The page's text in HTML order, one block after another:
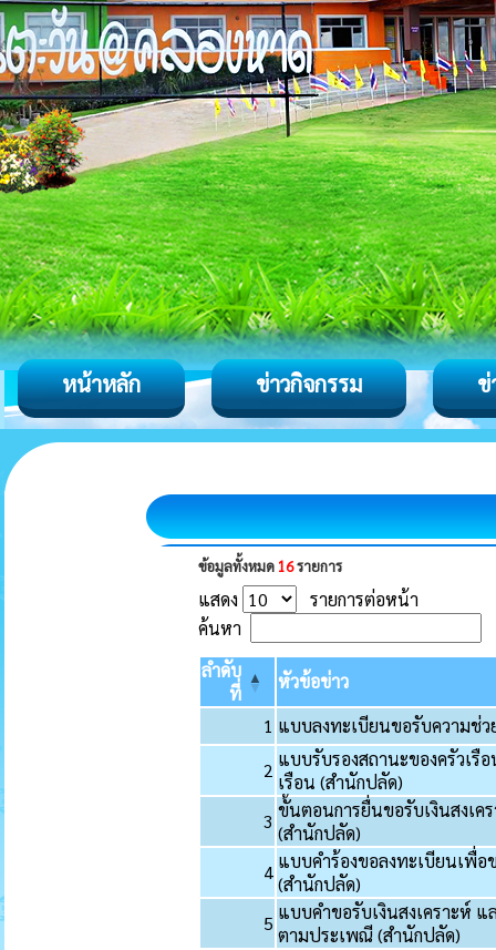
หน้าหลัก ข่าวกิจกรรม ข่
ข้อมูลทั้งหมด 16รายการ
แสดง
รายการต่อหน้า
ค้นหา
ลำดับ
ที่
หัวข้อข่าว
1 แบบลงทะเบียนขอรับความช่
2 แบบรับรองสถานะของครัวเรื
เรือน (สำนักปลัด)
3 ขั้นตอนการยื่นขอรับเงินสงเค
(สำนักปลัด)
4 แบบคำร้องขอลงทะเบียนเพื่อ
(สำนักปลัด)
5 แบบคําขอรับเงินสงเคราะห์
ตามประเพณี (สำนักปลัด)